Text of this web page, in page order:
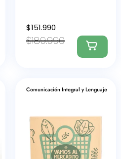
$189.990
$151.990
Comunicación Integral y Lenguaje